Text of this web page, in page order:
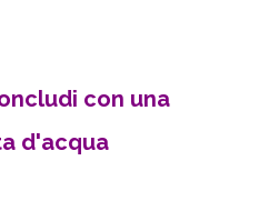
con una
d'acqua